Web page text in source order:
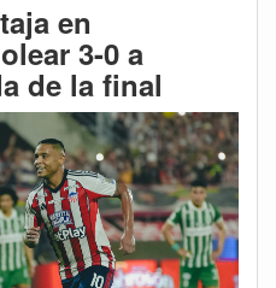
en
3-0 a
de la final